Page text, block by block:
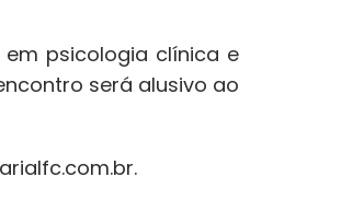
psicologia clínica e
será alusivo ao